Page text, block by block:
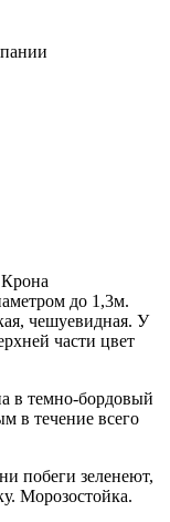
до 1,3м.
чешуевидная. У
части цвет
в темно-бордовый
в течение всего
побеги зеленеют,
Морозостойка.